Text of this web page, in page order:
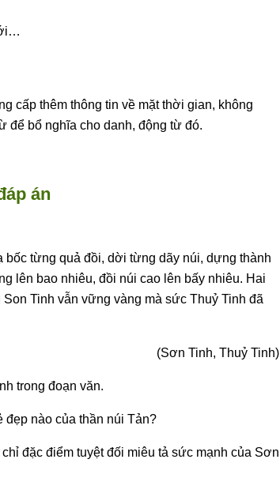
cấp thêm thông tin về mặt thời gian, không
bổ nghĩa cho danh, động từ đó.
án
bốc từng quả đồi, dời từng dãy núi, dựng thành
lên bao nhiêu, đồi núi cao lên bấy nhiêu. Hai
Tinh vẫn vững vàng mà sức Thuỷ Tinh đã
(Sơn Tinh, Thuỷ Tinh)
trong đoạn văn.
nào của thần núi Tản?
đặc điểm tuyệt đối miêu tả sức mạnh của Sơn